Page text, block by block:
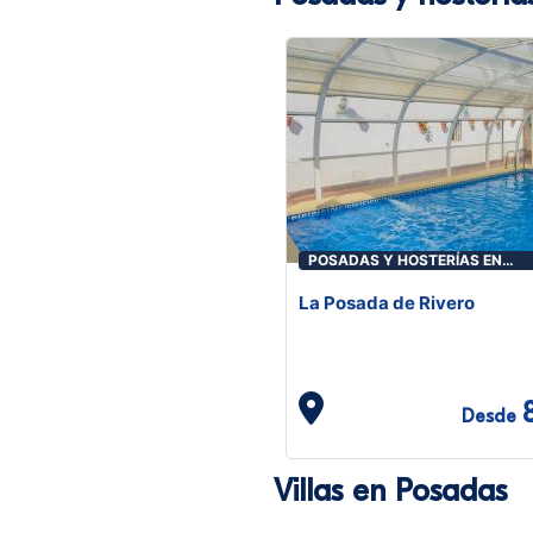
POSADAS Y HOSTERÍAS EN
La Posada de Rivero
Desde
Villas en Posadas